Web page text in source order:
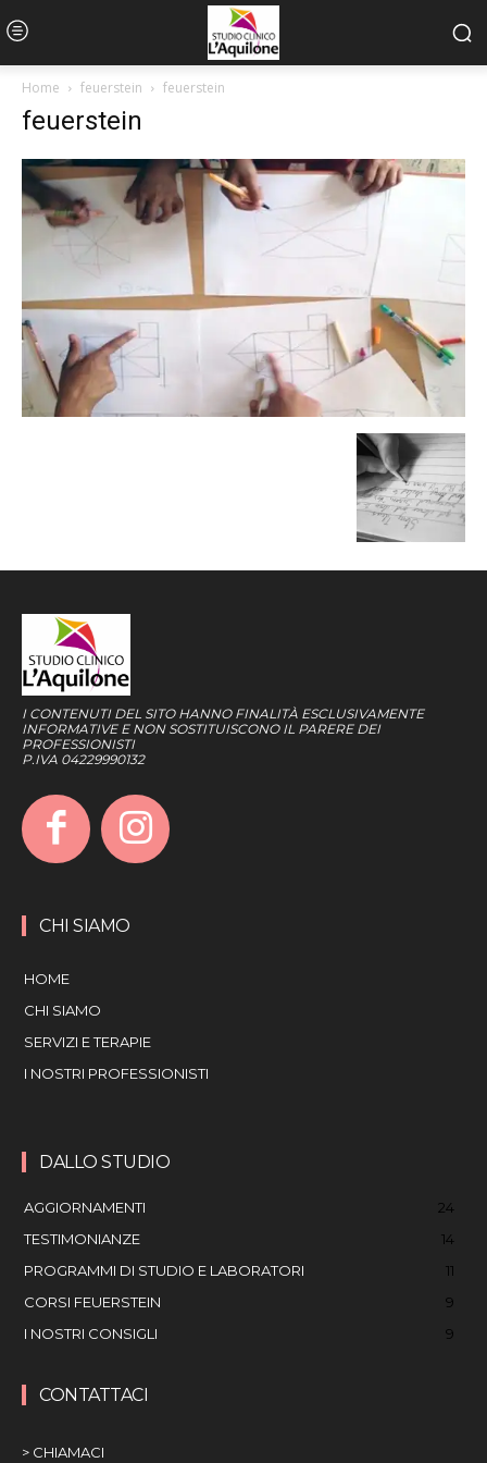
Home feuerstein feuerstein
feuerstein
I CONTENUTI DEL SITO HANNO FINALITÀ ESCLUSIVAMENTE
INFORMATIVE E NON SOSTITUISCONO IL PARERE DEI
PROFESSIONISTI
P.IVA 04229990132
CHI SIAMO
HOME
CHI SIAMO
SERVIZI E TERAPIE
I NOSTRI PROFESSIONISTI
DALLO STUDIO
AGGIORNAMENTI
24
TESTIMONIANZE
14
PROGRAMMI DI STUDIO E LABORATORI
11
CORSI FEUERSTEIN
9
I NOSTRI CONSIGLI
9
CONTATTACI
> CHIAMACI